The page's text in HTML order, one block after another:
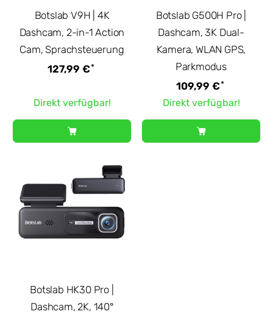
Botslab V9H | 4K
Dashcam, 2-in-1 Action
Cam, Sprachsteuerung
127,99 €*
Direkt verfügbar!
Botslab G500H Pro |
Dashcam, 3K Dual-
Kamera, WLAN GPS,
Parkmodus
109,99 €*
Direkt verfügbar!
Botslab HK30 Pro |
Dashcam, 2K, 140°